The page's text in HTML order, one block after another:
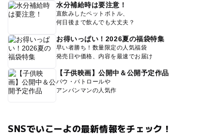
水分補給時は要注意！
直飲みしたペットボトル、
何日後まで飲んでも大丈夫？
お得いっぱい！2026夏の福袋特集
早い者勝ち！数量限定の人気福袋
発売日や価格、内容を最速でお届け
【子供映画】公開中＆公開予定作品
パウ・パトロールや
アンパンマンの人気作
SNSでいこーよの最新情報をチェック！